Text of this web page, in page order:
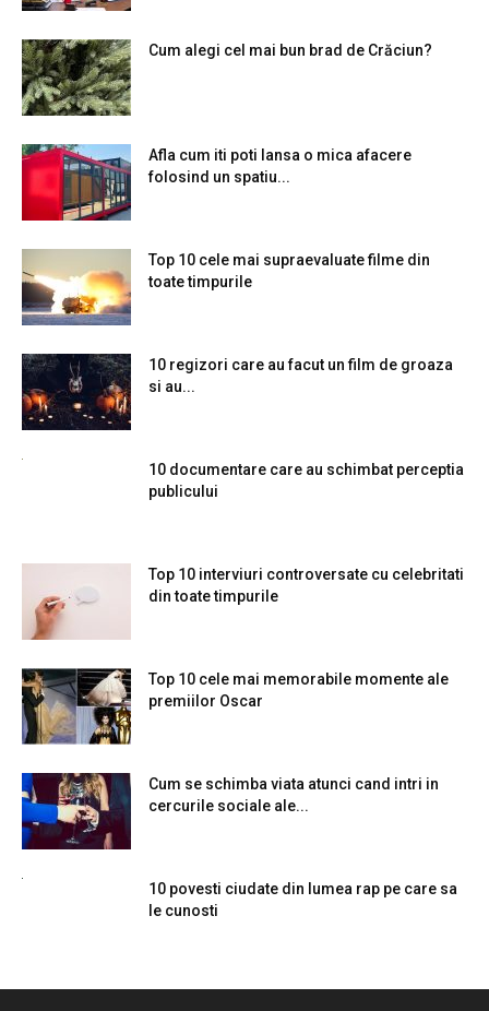
Cum alegi cel mai bun brad de Crăciun?
Afla cum iti poti lansa o mica afacere
folosind un spatiu...
Top 10 cele mai supraevaluate filme din
toate timpurile
10 regizori care au facut un film de groaza
si au...
10 documentare care au schimbat perceptia
publicului
Top 10 interviuri controversate cu celebritati
din toate timpurile
Top 10 cele mai memorabile momente ale
premiilor Oscar
Cum se schimba viata atunci cand intri in
cercurile sociale ale...
10 povesti ciudate din lumea rap pe care sa
le cunosti